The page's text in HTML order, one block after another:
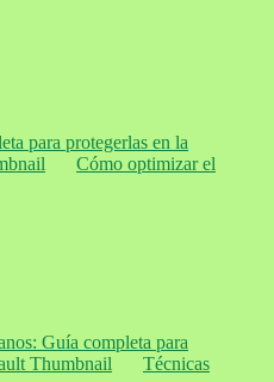
para protegerlas en la
Cómo optimizar el
Guía completa para
Técnicas